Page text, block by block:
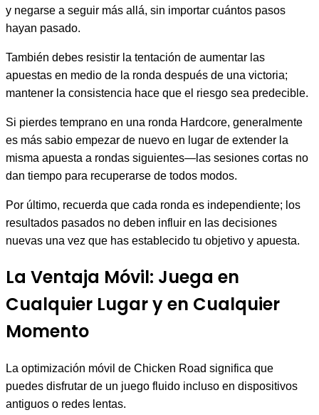
y negarse a seguir más allá, sin importar cuántos pasos
hayan pasado.
También debes resistir la tentación de aumentar las
apuestas en medio de la ronda después de una victoria;
mantener la consistencia hace que el riesgo sea predecible.
Si pierdes temprano en una ronda Hardcore, generalmente
es más sabio empezar de nuevo en lugar de extender la
misma apuesta a rondas siguientes—las sesiones cortas no
dan tiempo para recuperarse de todos modos.
Por último, recuerda que cada ronda es independiente; los
resultados pasados no deben influir en las decisiones
nuevas una vez que has establecido tu objetivo y apuesta.
La Ventaja Móvil: Juega en
Cualquier Lugar y en Cualquier
Momento
La optimización móvil de Chicken Road significa que
puedes disfrutar de un juego fluido incluso en dispositivos
antiguos o redes lentas.